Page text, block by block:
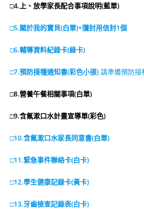
□4.上、放學家長配合事項說明(藍單)
□5.關於我的寶貝(白單)+彌封用信封1個
□6.輔導資料紀錄卡(綠卡)
□7.預防接種通知書(彩色小張) 請準備預防接
□8.營養午餐相關事項(白單)
□9.含氟漱口水計畫宣導單(彩色)
□10.含氟漱口水家長同意書(白單)
□11.緊急事件聯絡卡(白卡)
□12.學生健康記錄卡(黃卡)
□13.牙齒檢查記錄表(白卡)